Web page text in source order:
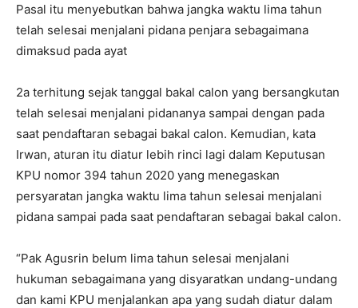
Pasal itu menyebutkan bahwa jangka waktu lima tahun
telah selesai menjalani pidana penjara sebagaimana
dimaksud pada ayat
2a terhitung sejak tanggal bakal calon yang bersangkutan
telah selesai menjalani pidananya sampai dengan pada
saat pendaftaran sebagai bakal calon. Kemudian, kata
Irwan, aturan itu diatur lebih rinci lagi dalam Keputusan
KPU nomor 394 tahun 2020 yang menegaskan
persyaratan jangka waktu lima tahun selesai menjalani
pidana sampai pada saat pendaftaran sebagai bakal calon.
“Pak Agusrin belum lima tahun selesai menjalani
hukuman sebagaimana yang disyaratkan undang-undang
dan kami KPU menjalankan apa yang sudah diatur dalam